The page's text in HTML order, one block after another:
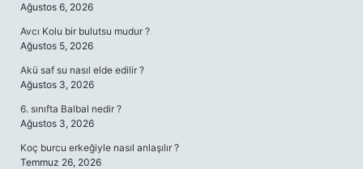
Ağustos 6, 2026
Avcı Kolu bir bulutsu mudur ?
Ağustos 5, 2026
Akü saf su nasıl elde edilir ?
Ağustos 3, 2026
6. sınıfta Balbal nedir ?
Ağustos 3, 2026
Koç burcu erkeğiyle nasıl anlaşılır ?
Temmuz 26, 2026